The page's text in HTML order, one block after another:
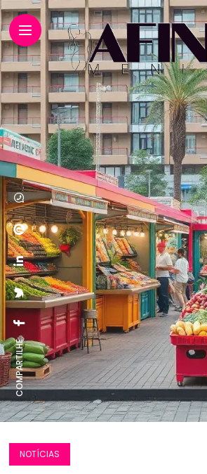
COMPARTILHE:
NOTÍCIAS